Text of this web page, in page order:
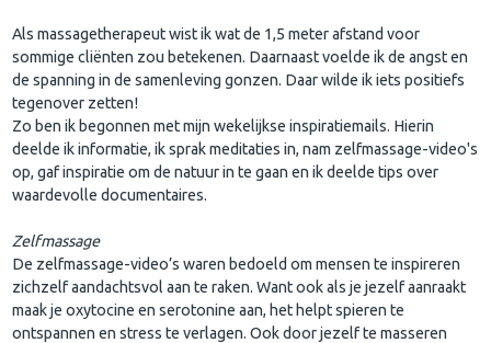
Als massagetherapeut wist ik wat de 1,5 meter afstand voor
sommige cliënten zou betekenen. Daarnaast voelde ik de angst en
de spanning in de samenleving gonzen. Daar wilde ik iets positiefs
tegenover zetten!
Zo ben ik begonnen met mijn wekelijkse inspiratiemails. Hierin
deelde ik informatie, ik sprak meditaties in, nam zelfmassage-video's
op, gaf inspiratie om de natuur in te gaan en ik deelde tips over
waardevolle documentaires.
Zelfmassage
De zelfmassage-video’s waren bedoeld om mensen te inspireren
zichzelf aandachtsvol aan te raken. Want ook als je jezelf aanraakt
maak je oxytocine en serotonine aan, het helpt spieren te
ontspannen en stress te verlagen. Ook door jezelf te masseren